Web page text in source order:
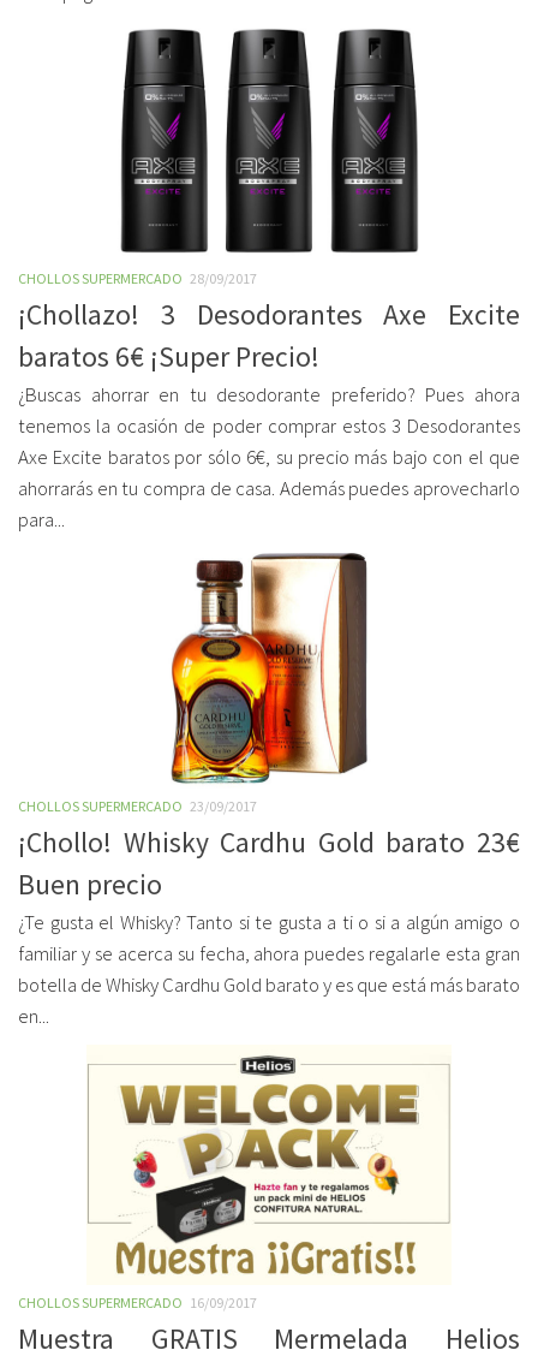
CHOLLOS SUPERMERCADO 28/09/2017
¡Chollazo! 3 Desodorantes Axe Excite
baratos 6€ ¡Super Precio!
¿Buscas ahorrar en tu desodorante preferido? Pues ahora
tenemos la ocasión de poder comprar estos 3 Desodorantes
Axe Excite baratos por sólo 6€, su precio más bajo con el que
ahorrarás en tu compra de casa. Además puedes aprovecharlo
para...
CHOLLOS SUPERMERCADO 23/09/2017
¡Chollo! Whisky Cardhu Gold barato 23€
Buen precio
¿Te gusta el Whisky? Tanto si te gusta a ti o si a algún amigo o
familiar y se acerca su fecha, ahora puedes regalarle esta gran
botella de Whisky Cardhu Gold barato y es que está más barato
en...
CHOLLOS SUPERMERCADO 16/09/2017
Muestra GRATIS Mermelada Helios